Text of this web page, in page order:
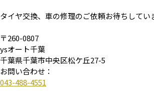
タイヤ交換、車の修理のご依頼お待ちしてい
〒260-0807
ysオート千葉
千葉県千葉市中央区松ケ丘27-5
お問い合わせ：
043-488-4551